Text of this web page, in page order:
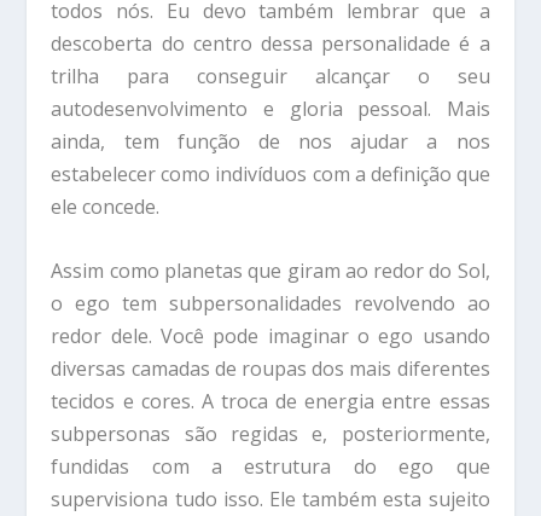
todos nós. Eu devo também lembrar que a
descoberta do centro dessa personalidade é a
trilha para conseguir alcançar o seu
autodesenvolvimento e gloria pessoal. Mais
ainda, tem função de nos ajudar a nos
estabelecer como indivíduos com a definição que
ele concede.
Assim como planetas que giram ao redor do Sol,
o ego tem subpersonalidades revolvendo ao
redor dele. Você pode imaginar o ego usando
diversas camadas de roupas dos mais diferentes
tecidos e cores. A troca de energia entre essas
subpersonas são regidas e, posteriormente,
fundidas com a estrutura do ego que
supervisiona tudo isso. Ele também esta sujeito